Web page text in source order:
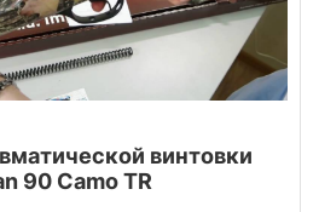
винтовки
90 Camo TR